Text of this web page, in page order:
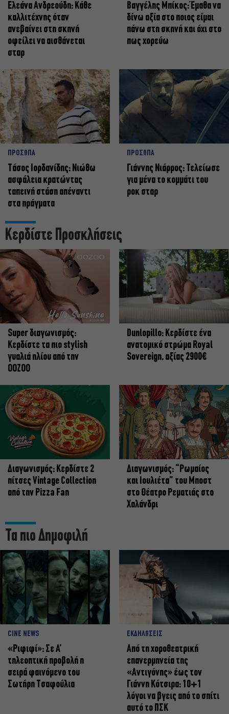
Ελεάνα Ανδρεούδη: Κάθε
καλλιτέχνης όταν
ανεβαίνει στη σκηνή
οφείλει να αισθάνεται
σταρ
Βαγγέλης Μπίκος: Έμαθα να
δίνω αξία στο ποιος είμαι
πάνω στη σκηνή και όχι στο
πως χορεύω
ΠΡΟΣΩΠΑ
Tάσος Ιορδανίδης: Νιώθω
ασφάλεια κρατώντας
ταπεινή στάση απέναντι
στα πράγματα
ΠΡΟΣΩΠΑ
Γιάννης Νιάρρος: Τελείωσε
για μένα το κομμάτι του
ροκ σταρ
Κερδίστε Προσκλήσεις
Super διαγωνισμός:
Κερδίστε τα πιο stylish
γυαλιά ηλίου από την
OOZOO
Dunlopillo: Κερδίστε ένα
ανατομικό στρώμα Royal
Sovereign, αξίας 2900€
Διαγωνισμός: Κερδίστε 2
πίτσες Vintage Collection
από την Pizza Fan
Διαγωνισμός: “Ρωμαίος
και Ιουλιέτα” του Μποστ
στο Θέατρο Ρεματιάς στο
Χαλάνδρι
Τα πιο Δημοφιλή
CINE NEWS
«Ριφιφί»: Σε Α’
τηλεοπτική προβολή η
σειρά φαινόμενο του
Σωτήρη Τσαφούλια
ΕΚΔΗΛΩΣΕΙΣ
Από τη χοροθεατρική
επανερμηνεία της
«Αντιγόνης» έως τον
Γιάννη Κότσιρα: 10+1
λόγοι να βγεις από το σπίτι
αυτό το ΠΣΚ